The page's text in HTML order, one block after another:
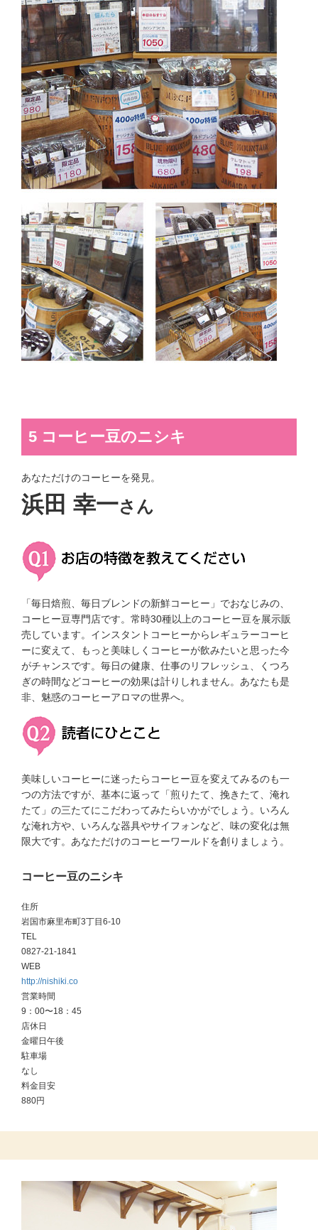
5 コーヒー豆のニシキ
あなただけのコーヒーを発見。
浜田 幸一さん
「毎日焙煎、毎日ブレンドの新鮮コーヒー」でおなじみの、
コーヒー豆専門店です。常時30種以上のコーヒー豆を展示販
売しています。インスタントコーヒーからレギュラーコーヒ
ーに変えて、もっと美味しくコーヒーが飲みたいと思った今
がチャンスです。毎日の健康、仕事のリフレッシュ、くつろ
ぎの時間などコーヒーの効果は計りしれません。あなたも是
非、魅惑のコーヒーアロマの世界へ。
美味しいコーヒーに迷ったらコーヒー豆を変えてみるのも一
つの方法ですが、基本に返って「煎りたて、挽きたて、淹れ
たて」の三たてにこだわってみたらいかがでしょう。いろん
な淹れ方や、いろんな器具やサイフォンなど、味の変化は無
限大です。あなただけのコーヒーワールドを創りましょう。
コーヒー豆のニシキ
住所
岩国市麻里布町3丁目6-10
TEL
0827-21-1841
WEB
http://nishiki.co
営業時間
9：00〜18：45
店休日
金曜日午後
駐車場
なし
料金目安
880円